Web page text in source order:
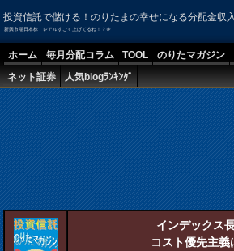
投資信託で儲ける！のりたまの幸せになる分配金収
新興市場日本株 レアルすごく上げてるね！？＠
ホーム 毎月分配コラム TOOL のりたマガジン
ネット証券
人気blogﾗﾝｷﾝｸﾞ
インデックス
コスト優先主義